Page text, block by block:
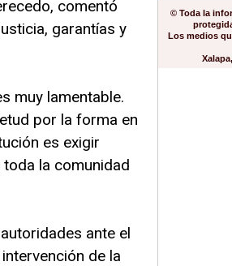
comentó
garantías y
muy lamentable.
por la forma en
es exigir
la comunidad
ante el
de la
© Toda la
Los medios